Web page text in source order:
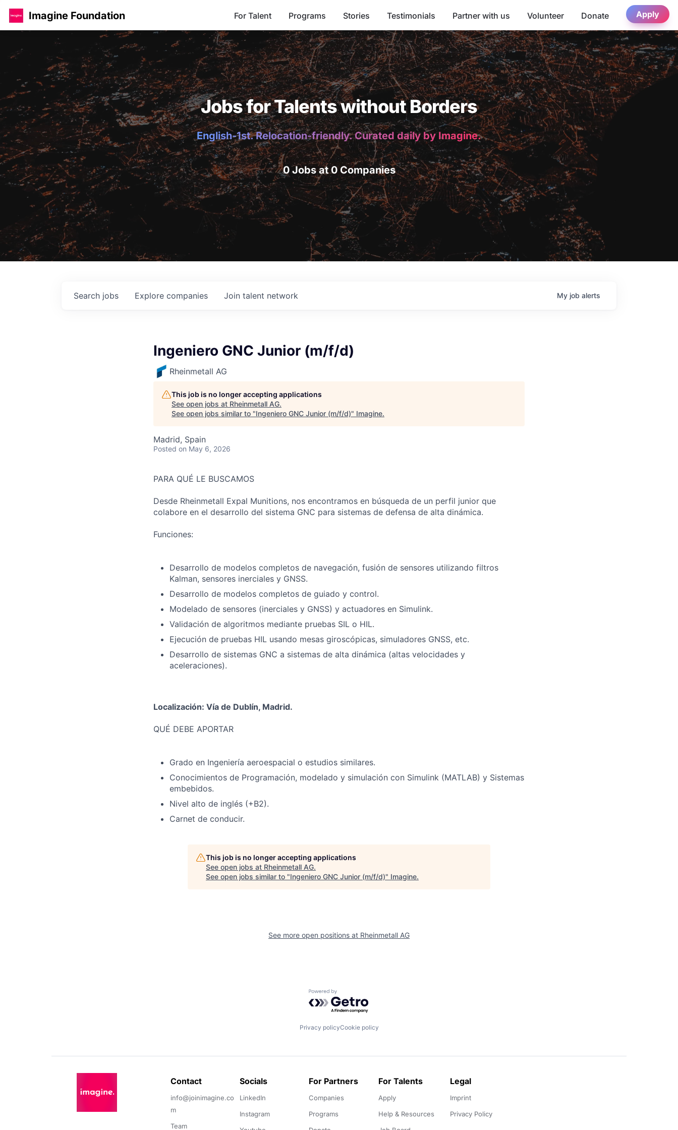
Imagine Foundation For Talent Programs Stories Testimonials Partner with us Volunteer Donate Apply
Jobs for Talents without Borders
English-1st. Relocation-friendly. Curated daily by Imagine.
0 Jobs at 0 Companies
Search jobs Explore companies Join talent network My job alerts
Ingeniero GNC Junior (m/f/d)
Rheinmetall AG
This job is no longer accepting applications
See open jobs at Rheinmetall AG.
See open jobs similar to "Ingeniero GNC Junior (m/f/d)" Imagine.
Madrid, Spain
Posted on May 6, 2026
PARA QUÉ LE BUSCAMOS
Desde Rheinmetall Expal Munitions, nos encontramos en búsqueda de un perfil junior que
colabore en el desarrollo del sistema GNC para sistemas de defensa de alta dinámica.
Funciones:
Desarrollo de modelos completos de navegación, fusión de sensores utilizando filtros
Kalman, sensores inerciales y GNSS.
Desarrollo de modelos completos de guiado y control.
Modelado de sensores (inerciales y GNSS) y actuadores en Simulink.
Validación de algoritmos mediante pruebas SIL o HIL.
Ejecución de pruebas HIL usando mesas giroscópicas, simuladores GNSS, etc.
Desarrollo de sistemas GNC a sistemas de alta dinámica (altas velocidades y
aceleraciones).
Localización: Vía de Dublín, Madrid.
QUÉ DEBE APORTAR
Grado en Ingeniería aeroespacial o estudios similares.
Conocimientos de Programación, modelado y simulación con Simulink (MATLAB) y Sistemas
embebidos.
Nivel alto de inglés (+B2).
Carnet de conducir.
This job is no longer accepting applications
See open jobs at Rheinmetall AG.
See open jobs similar to "Ingeniero GNC Junior (m/f/d)" Imagine.
See more open positions at Rheinmetall AG
Powered by Getro.com
Privacy policyCookie policy
Contact
info@joinimagine.co
m
Team
Socials
LinkedIn
Instagram
For Partners
Companies
Programs
For Talents
Apply
Help & Resources
Legal
Imprint
Privacy Policy